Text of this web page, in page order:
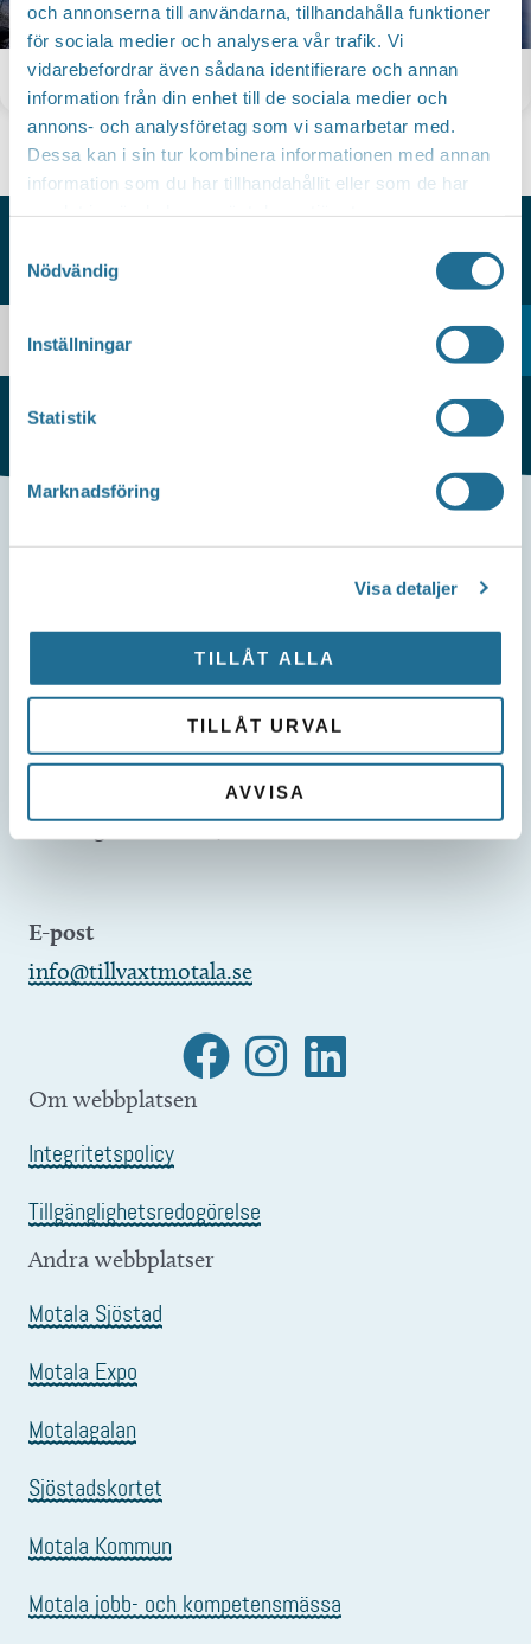
och annonserna till användarna, tillhandahålla funktioner
för sociala medier och analysera vår trafik. Vi
vidarebefordrar även sådana identifierare och annan
information från din enhet till de sociala medier och
annons- och analysföretag som vi samarbetar med.
Dessa kan i sin tur kombinera informationen med annan
information som du har tillhandahållit eller som de har
Nödvändig
Inställningar
Statistik
Marknadsföring
Visa detaljer
TILLÅT ALLA
TILLÅT URVAL
AVVISA
Nyheter
HITTAR DU INTE VAD DU SÖKER?
591 30 Motala
Företagsservice 0141-10 12 00
E-post
info@tillvaxtmotala.se
Om webbplatsen
Integritetspolicy
Tillgänglighetsredogörelse
Andra webbplatser
Motala Sjöstad
Motala Expo
Motalagalan
Sjöstadskortet
Motala Kommun
Motala jobb- och kompetensmässa